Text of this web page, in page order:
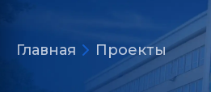
Главная Проекты